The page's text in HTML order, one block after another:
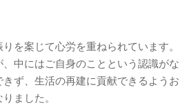
を案じて心労を重ねられています。
中にはご自身のことという認識がな
ず、生活の再建に貢献できるようお
ました。